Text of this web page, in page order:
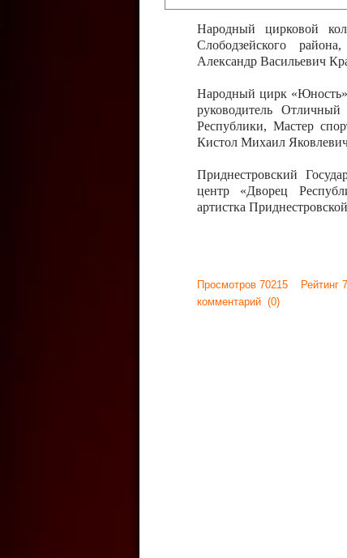
Народный цирковой
Слободзейского
Александр Васильевич
Народный цирк «Юность»
руководитель
Республики, Мастер
Кистол Михаил
Приднестровский
центр «Дворец
артистка
Просмотров 70215
комментарий (0)